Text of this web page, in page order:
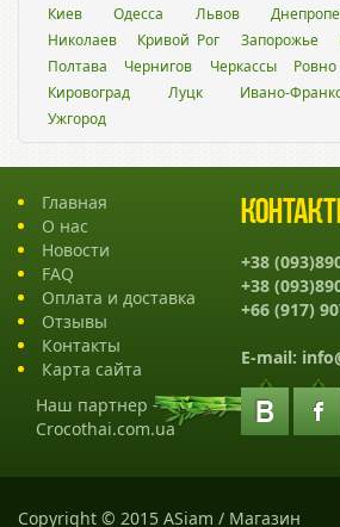
Киев Одесса Львов
Николаев
Кривой Рог Запорожье
Полтава
Чернигов Черкассы Ровно
Кировоград
Луцк Ивано-
Ужгород
Главная
О нас
Новости
FAQ
Оплата и доставка
Отзывы
Контакты
Карта сайта
Наш партнер -
Crocothai.com.ua
+38
+38
+66 (917)
E-mail:
Copyright © 2015 ASiam / Магазин